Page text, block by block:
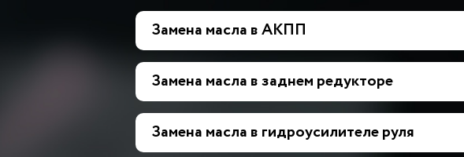
Замена масла в АКПП
Замена масла в заднем редукторе
Замена масла в гидроусилителе руля